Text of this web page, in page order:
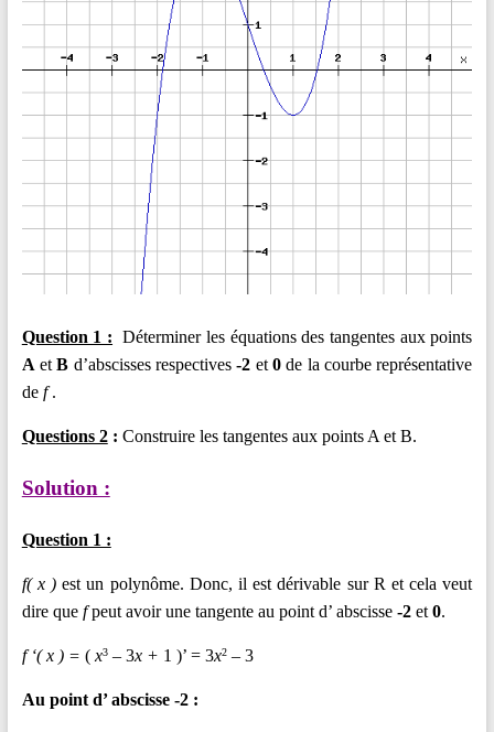
Question 1 : Déterminer les équations des tangentes aux points
A etB d’abscisses respectives-2 et 0de la courbe représentative
de f.
Questions 2: Construire les tangentes aux points A et B.
Solution :
Question 1 :
f( x )est un polynôme. Donc, il est dérivable sur R et cela veut
dire quefpeut avoir une tangente au point d’ abscisse -2et 0.
f ‘( x ) = ( x3 – 3x + 1 )’ = 3x2– 3
Au point d’ abscisse -2 :